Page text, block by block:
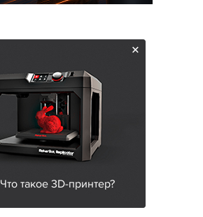
Что такое 3D-принтер?